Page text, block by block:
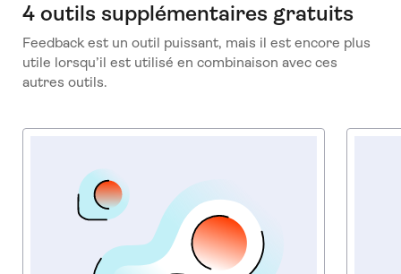
4 outils supplémentaires gratuits
Feedback est un outil puissant, mais il est encore plus
utile lorsqu’il est utilisé en combinaison avec ces
autres outils.